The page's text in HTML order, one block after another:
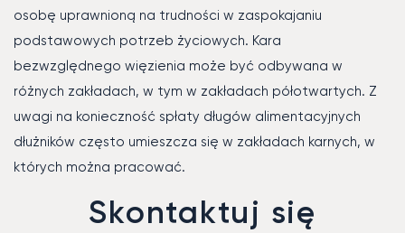
osobę uprawnioną na trudności w zaspokajaniu
podstawowych potrzeb życiowych. Kara
bezwzględnego więzienia może być odbywana w
różnych zakładach, w tym w zakładach półotwartych. Z
uwagi na konieczność spłaty długów alimentacyjnych
dłużników często umieszcza się w zakładach karnych, w
których można pracować.
Skontaktuj się